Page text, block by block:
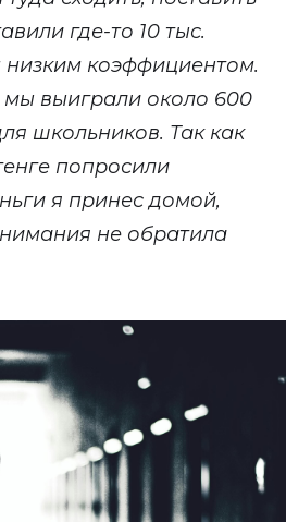
где-то 10 тыс.
коэффициентом.
выиграли около 600
школьников. Так как
попросили
я принес домой,
не обратила